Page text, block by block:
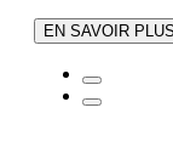
EN SAVOIR PLUS